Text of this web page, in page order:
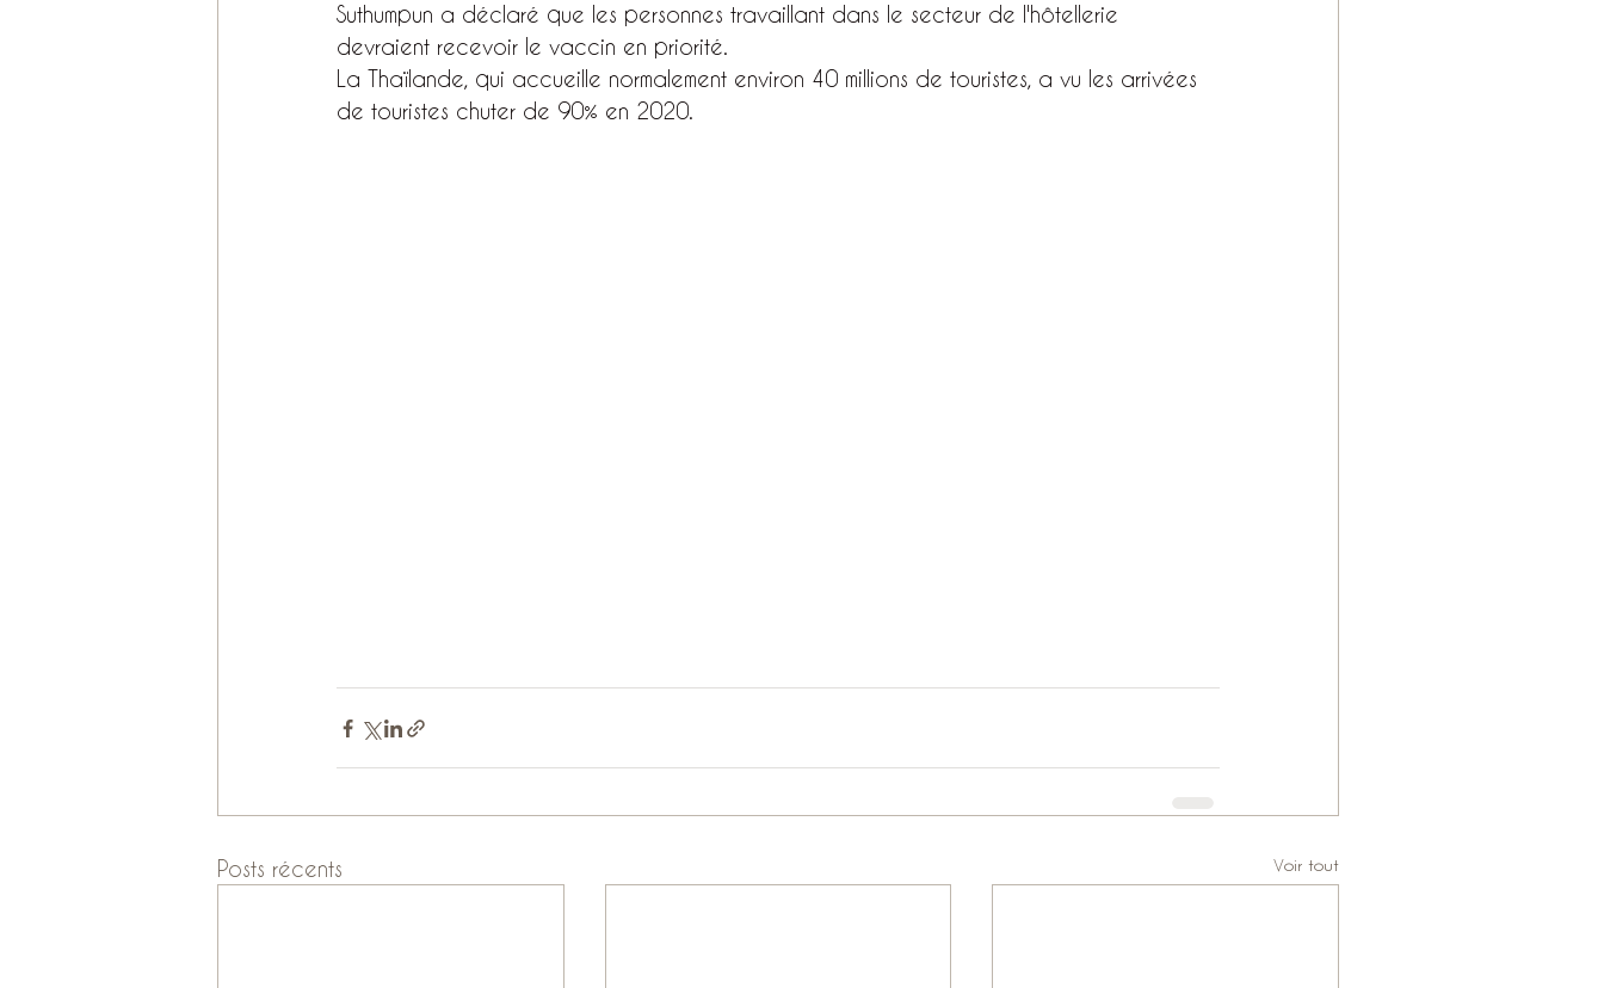
Suthumpun a déclaré que les personnes travaillant dans le secteur de l'hôtellerie
devraient recevoir le vaccin en priorité.
La Thaïlande, qui accueille normalement environ 40 millions de touristes, a vu les arrivées
de touristes chuter de 90% en 2020.
Posts récents Voir tout